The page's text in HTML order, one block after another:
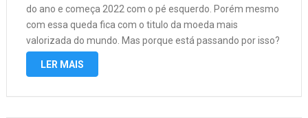
do ano e começa 2022 com o pé esquerdo. Porém mesmo
com essa queda fica com o titulo da moeda mais
valorizada do mundo. Mas porque está passando por isso?
De acordo com a Decrypt, após …
LER MAIS